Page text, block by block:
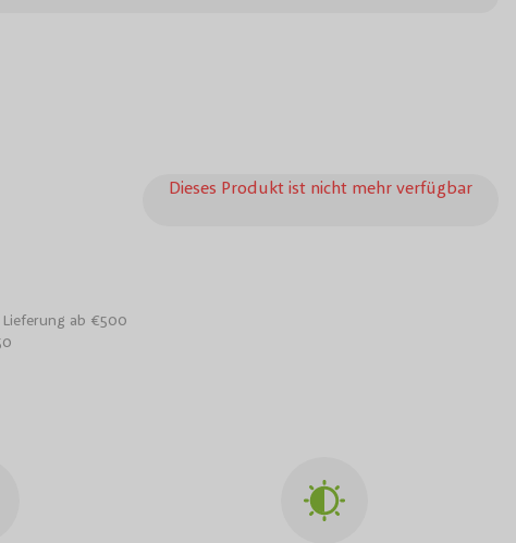
Dieses Produkt ist nicht mehr verfügbar
ab €500